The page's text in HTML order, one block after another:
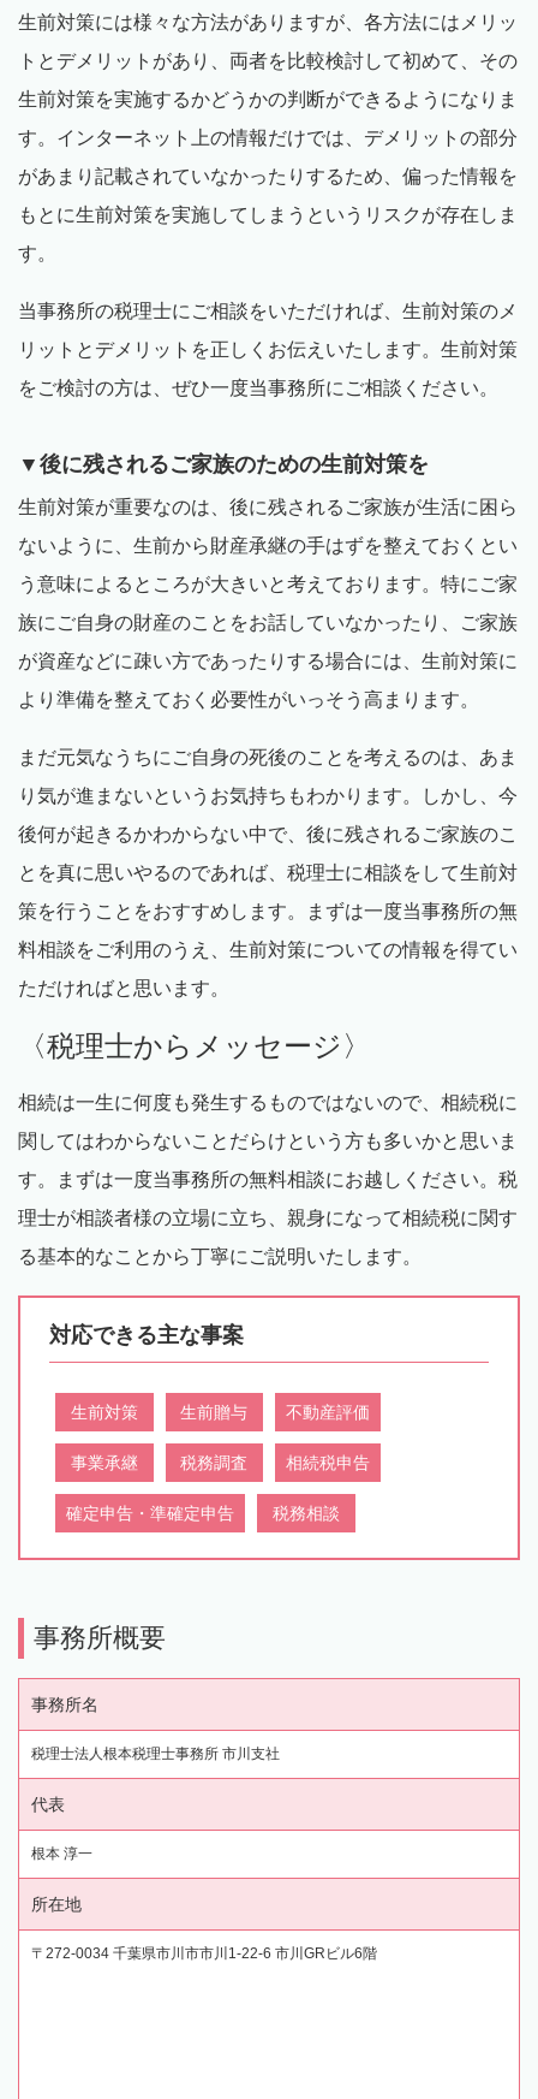
生前対策には様々な方法がありますが、各方法にはメリッ
トとデメリットがあり、両者を比較検討して初めて、その
生前対策を実施するかどうかの判断ができるようになりま
す。インターネット上の情報だけでは、デメリットの部分
があまり記載されていなかったりするため、偏った情報を
もとに生前対策を実施してしまうというリスクが存在しま
す。
当事務所の税理士にご相談をいただければ、生前対策のメ
リットとデメリットを正しくお伝えいたします。生前対策
をご検討の方は、ぜひ一度当事務所にご相談ください。
▼後に残されるご家族のための生前対策を
生前対策が重要なのは、後に残されるご家族が生活に困ら
ないように、生前から財産承継の手はずを整えておくとい
う意味によるところが大きいと考えております。特にご家
族にご自身の財産のことをお話していなかったり、ご家族
が資産などに疎い方であったりする場合には、生前対策に
より準備を整えておく必要性がいっそう高まります。
まだ元気なうちにご自身の死後のことを考えるのは、あま
り気が進まないというお気持ちもわかります。しかし、今
後何が起きるかわからない中で、後に残されるご家族のこ
とを真に思いやるのであれば、税理士に相談をして生前対
策を行うことをおすすめします。まずは一度当事務所の無
料相談をご利用のうえ、生前対策についての情報を得てい
ただければと思います。
〈税理士からメッセージ〉
相続は一生に何度も発生するものではないので、相続税に
関してはわからないことだらけという方も多いかと思いま
す。まずは一度当事務所の無料相談にお越しください。税
理士が相談者様の立場に立ち、親身になって相続税に関す
る基本的なことから丁寧にご説明いたします。
対応できる主な事案
生前対策 生前贈与 不動産評価
事業承継 税務調査 相続税申告
確定申告・準確定申告 税務相談
事務所概要
事務所名
税理士法人根本税理士事務所 市川支社
代表
根本 淳一
所在地
〒272-0034 千葉県市川市市川1-22-6 市川GRビル6階